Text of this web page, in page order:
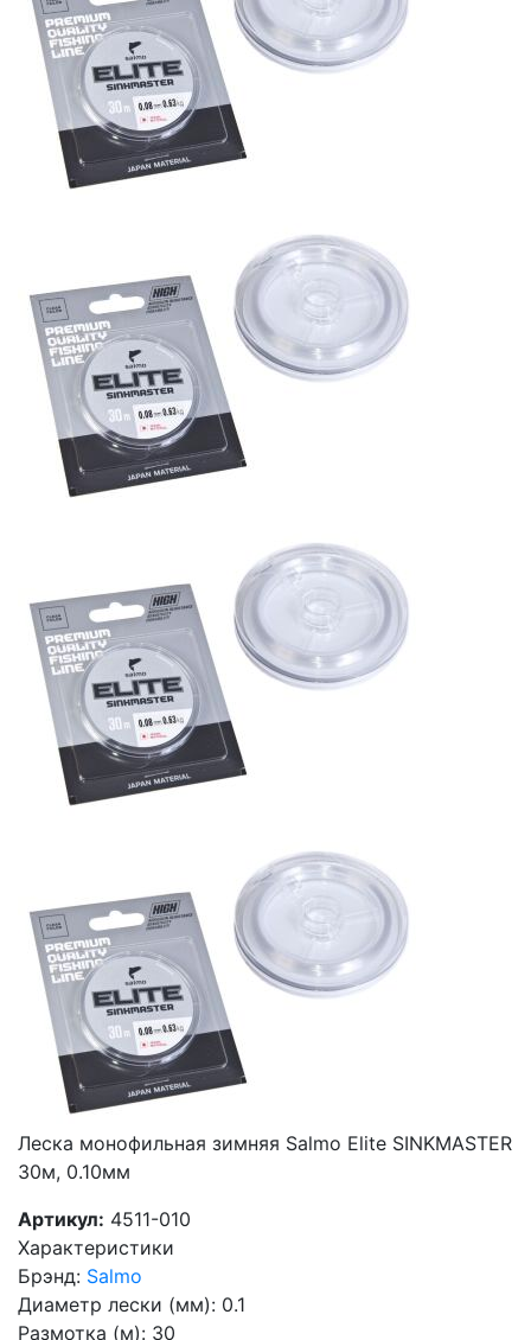
Леска монофильная зимняя Salmo Elite SINKMASTER
30м, 0.10мм
Артикул: 4511-010
Характеристики
Брэнд: Salmo
Диаметр лески (мм): 0.1
Размотка (м): 30